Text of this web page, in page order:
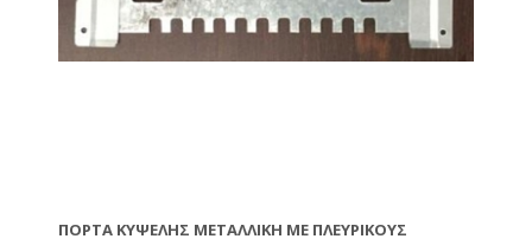
ΠΌΡΤΑ ΚΥΨΈΛΗΣ ΜΕΤΑΛΛΙΚΉ ΜΕ ΠΛΕΥΡΙΚΟΎΣ